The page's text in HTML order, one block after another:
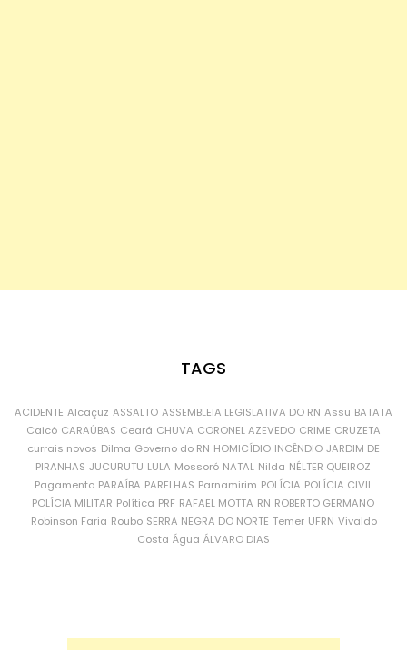
TAGS
ACIDENTE Alcaçuz ASSALTO ASSEMBLEIA LEGISLATIVA DO RN Assu BATATA
Caicó CARAÚBAS Ceará CHUVA CORONEL AZEVEDO CRIME CRUZETA
currais novos Dilma Governo do RN HOMICÍDIO INCÊNDIO JARDIM DE
PIRANHAS JUCURUTU LULA Mossoró NATAL Nilda NÉLTER QUEIROZ
Pagamento PARAÍBA PARELHAS Parnamirim POLÍCIA POLÍCIA CIVIL
POLÍCIA MILITAR Política PRF RAFAEL MOTTA RN ROBERTO GERMANO
Robinson Faria Roubo SERRA NEGRA DO NORTE Temer UFRN Vivaldo
Costa Água ÁLVARO DIAS